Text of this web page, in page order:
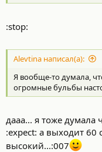
:stop:
Alevtina написал(а):
Я вообще-то думала,
огромные бульбы
дааа... я тоже
:expect: а выходит 60
высокий...:007